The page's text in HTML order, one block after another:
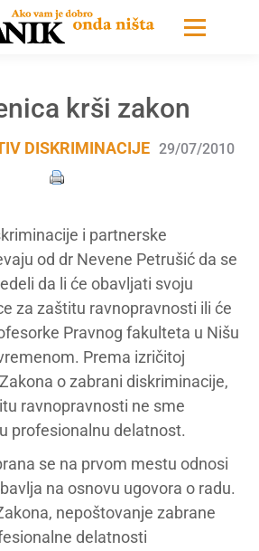
krši zakon
DISKRIMINACIJE 29/07/2010
i partnerske
od dr Nevene Petrušić da se
da li će obavljati svoju
za zaštitu ravnopravnosti ili će
Pravnog fakulteta u Nišu
Prema izričitoj
o zabrani diskriminacije,
ravnopravnosti ne sme
profesionalnu delatnost.
se na prvom mestu odnosi
na osnovu ugovora o radu.
nepoštovanje zabrane
delatnosti